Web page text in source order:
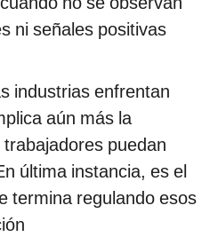
ni señales positivas
industrias enfrentan
aún más la
puedan
última instancia, es el
termina regulando esos